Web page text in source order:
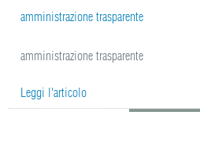
amministrazione trasparente
amministrazione trasparente
Leggi l'articolo